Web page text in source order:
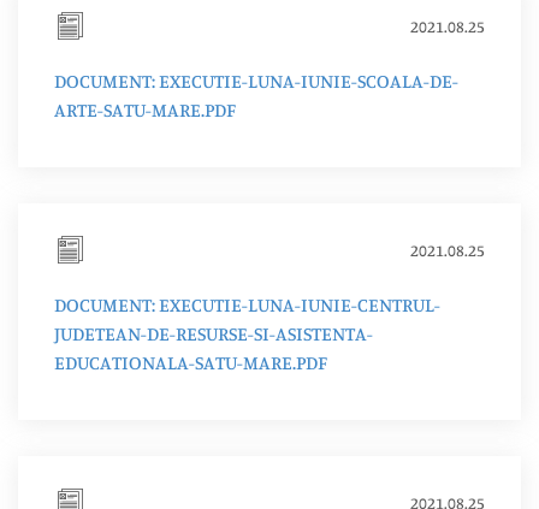
2021.08.25
DOCUMENT: EXECUTIE-LUNA-IUNIE-SCOALA-DE-
ARTE-SATU-MARE.PDF
2021.08.25
DOCUMENT: EXECUTIE-LUNA-IUNIE-CENTRUL-
JUDETEAN-DE-RESURSE-SI-ASISTENTA-
EDUCATIONALA-SATU-MARE.PDF
2021.08.25